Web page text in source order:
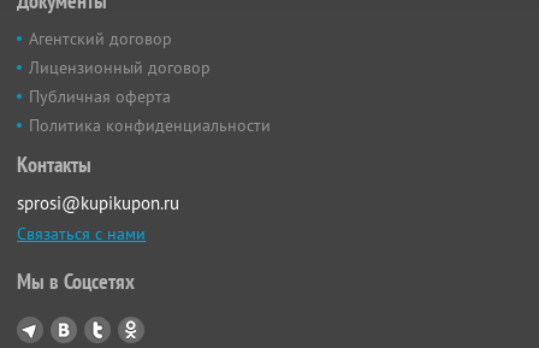
Агентский договор
Лицензионный договор
Публичная оферта
Политика конфиденциальности
Контакты
sprosi@kupikupon.ru
Связаться с нами
Мы в Соцсетях